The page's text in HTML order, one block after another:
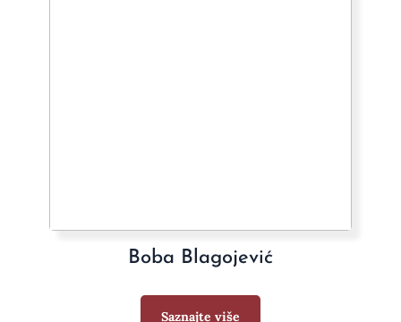
Boba Blagojević
Saznajte više